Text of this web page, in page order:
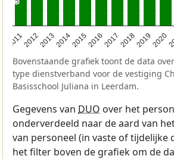
2011201220132014201520162017201820192020
Bovenstaande grafiek toont de data
type dienstverband voor de vestiging
Basisschool Juliana in Leerdam.
Gegevens van DUO over het
onderverdeeld naar de aard van
van personeel (in vaste of tijdelijke
het filter boven de grafiek om de